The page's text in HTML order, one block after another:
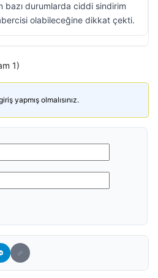
bazı durumlarda ciddi sindirim
olabileceğine dikkat çekti.
1)
yapmış olmalısınız.